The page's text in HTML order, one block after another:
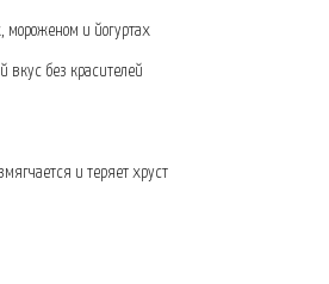
мороженом и йогуртах
вкус без красителей
и теряет хруст